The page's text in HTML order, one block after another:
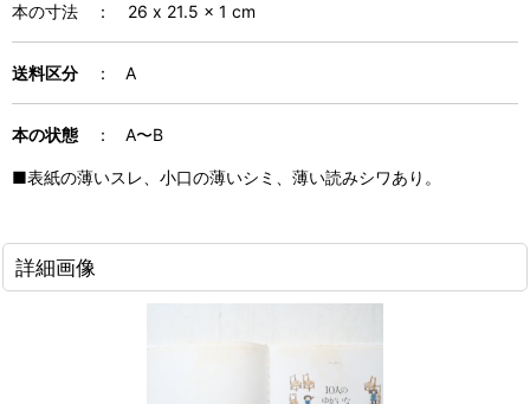
本の寸法 ： 26 x 21.5 x 1 cm
送料区分 ： A
本の状態 ： A〜B
■表紙の薄いスレ、小口の薄いシミ、薄い読みシワあり。
詳細画像